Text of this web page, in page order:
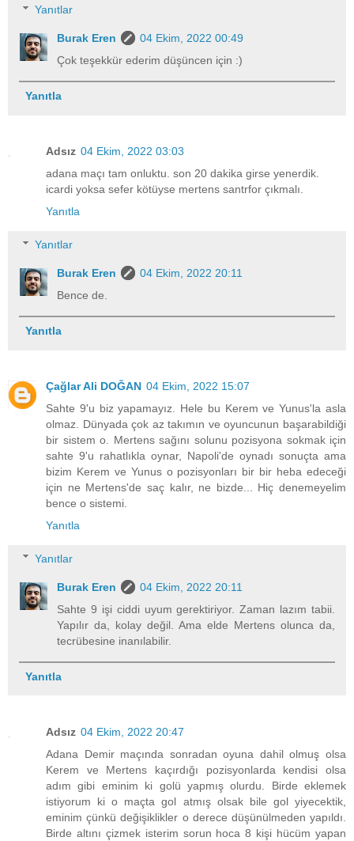
Yanıtlar
Burak Eren
04 Ekim, 2022 00:49
Çok teşekkür ederim düşüncen için :)
Yanıtla
Adsız 04 Ekim, 2022 03:03
adana maçı tam onluktu. son 20 dakika girse yenerdik.
icardi yoksa sefer kötüyse mertens santrfor çıkmalı.
Yanıtla
Yanıtlar
Burak Eren
04 Ekim, 2022 20:11
Bence de.
Yanıtla
Çağlar Ali DOĞAN 04 Ekim, 2022 15:07
Sahte 9'u biz yapamayız. Hele bu Kerem ve Yunus'la asla
olmaz. Dünyada çok az takımın ve oyuncunun başarabildiği
bir sistem o. Mertens sağını solunu pozisyona sokmak için
sahte 9'u rahatlıkla oynar, Napoli'de oynadı sonuçta ama
bizim Kerem ve Yunus o pozisyonları bir bir heba edeceği
için ne Mertens'de saç kalır, ne bizde... Hiç denemeyelim
bence o sistemi.
Yanıtla
Yanıtlar
Burak Eren
04 Ekim, 2022 20:11
Sahte 9 işi ciddi uyum gerektiriyor. Zaman lazım tabii.
Yapılır da, kolay değil. Ama elde Mertens olunca da,
tecrübesine inanılabilir.
Yanıtla
Adsız 04 Ekim, 2022 20:47
Adana Demir maçında sonradan oyuna dahil olmuş olsa
Kerem ve Mertens kaçırdığı pozisyonlarda kendisi olsa
adım gibi eminim ki golü yapmış olurdu. Birde eklemek
istiyorum ki o maçta gol atmış olsak bile gol yiyecektik,
eminim çünkü değişiklikler o derece düşünülmeden yapıldı.
Birde altını çizmek isterim sorun hoca 8 kişi hücüm yapan